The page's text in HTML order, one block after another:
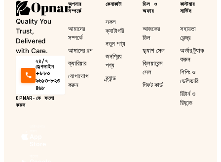
Quality You
Trust,
Delivered
with Care.
২৪/৭
হেল্পলাইন
+৮৮০
৯৬১৩-৮২৩
৪৬৮
OPNAR-কে ফলো
করুন
অপনার
সম্পর্কে
আমাদের
সম্পর্কে
আমাদের গল্প
ক্যারিয়ার
যোগাযোগ
করুন
কেনাকাটা
সকল
ক্যাটাগরি
নতুন পণ্য
জনপ্রিয়
পণ্য
ব্র্যান্ড
ডিল ও
অফার
আজকের
ডিল
ফ্ল্যাশ সেল
ক্লিয়ারেন্স
সেল
গিফট কার্ড
কাস্টমার
সার্ভিস
সহায়তা
কেন্দ্র
অর্ডার ট্র্যাক
করুন
শিপিং ও
ডেলিভারি
রিটার্ন ও
রিফান্ড